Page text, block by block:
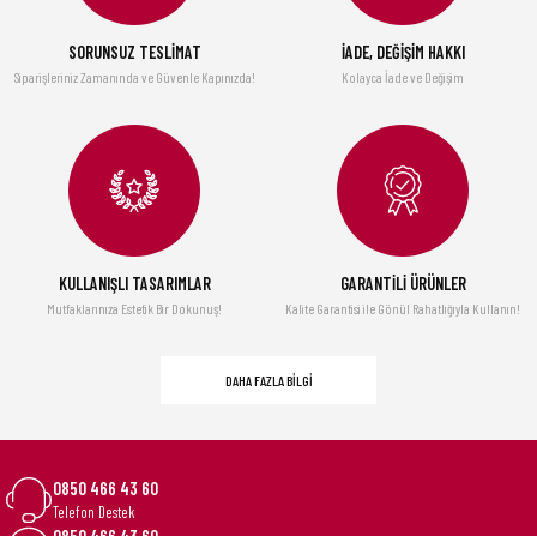
Şarap Vakum Seti, Paslanmaz Çelik (1 POMPA, 2 TIPA), Kutulu
85105 Yeşil Bulaşık Temizleme Fırçası
1.390,00 TL
TÜKENDİ TÜKENDİ
SORUNSUZ TESLİMAT
Siparişleriniz Zamanında ve Güvenle Kapınızda!
İADE, DEĞİŞİM HAKKI
Kolayca İade ve Değişim
KULLANIŞLI TASARIMLAR
Mutfaklarınıza Estetik Bir Dokunuş!
GARANTİLİ ÜRÜNLER
Kalite Garantisi ile Gönül Rahatlığıyla Kullanın!
DAHA FAZLA BİLGİ
0850 466 43 60
Telefon Destek